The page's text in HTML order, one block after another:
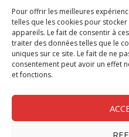
Pour offrir les meilleures
telles que les cookies pour
appareils. Le fait de consentir à
traiter des données telles que le
uniques sur ce site. Le fait de ne
consentement peut avoir un effet
et fonctions.
Chèque Compta
Chèque Emploi
G-Pods
Profession Audio-